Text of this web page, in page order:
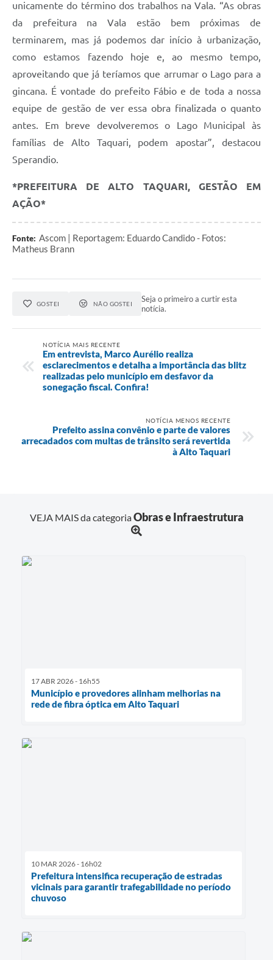
unicamente do término dos trabalhos na Vala. “As obras
da prefeitura na Vala estão bem próximas de
terminarem, mas já podemos dar início à urbanização,
como estamos fazendo hoje e, ao mesmo tempo,
aproveitando que já teríamos que arrumar o Lago para a
gincana. É vontade do prefeito Fábio e de toda a nossa
equipe de gestão de ver essa obra finalizada o quanto
antes. Em breve devolveremos o Lago Municipal às
famílias de Alto Taquari, podem apostar”, destacou
Sperandio.
*PREFEITURA DE ALTO TAQUARI, GESTÃO EM
AÇÃO*
Fonte: Ascom | Reportagem: Eduardo Candido - Fotos:
Matheus Brann
GOSTEI NÃO GOSTEI
Seja o primeiro a curtir esta
notícia.
NOTÍCIA MAIS RECENTE
Em entrevista, Marco Aurélio realiza
esclarecimentos e detalha a importância das blitz
realizadas pelo município em desfavor da
sonegação fiscal. Confira!
NOTÍCIA MENOS RECENTE
Prefeito assina convênio e parte de valores
arrecadados com multas de trânsito será revertida
à Alto Taquari
VEJA MAIS da categoriaObras e Infraestrutura
17 ABR 2026 - 16h55
Município e provedores alinham melhorias na
rede de fibra óptica em Alto Taquari
10 MAR 2026 - 16h02
Prefeitura intensifica recuperação de estradas
vicinais para garantir trafegabilidade no período
chuvoso